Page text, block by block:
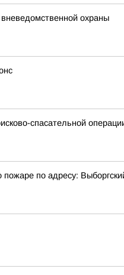
охраны
спасательной
по адресу: